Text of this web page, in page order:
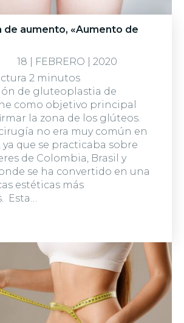
de aumento, «Aumento de
18 | FEBRERO | 2020
2 minutos
de gluteoplastia de
como objetivo principal
la zona de los glúteos.
no era muy común en
que se practicaba sobre
de Colombia, Brasil y
se ha convertido en una
estéticas más
Esta…